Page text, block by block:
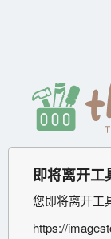
即将离开工
您即将离开工
https://